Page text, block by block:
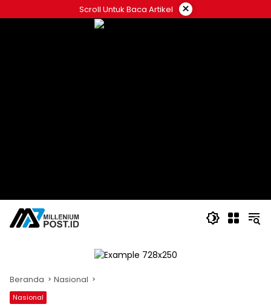
ke
Scroll Untuk Baca Artikel ×
Beranda Nasional
Nasional